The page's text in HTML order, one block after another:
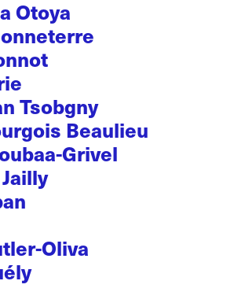
Otoya
Tsobgny
Beaulieu
Grivel
Oliva